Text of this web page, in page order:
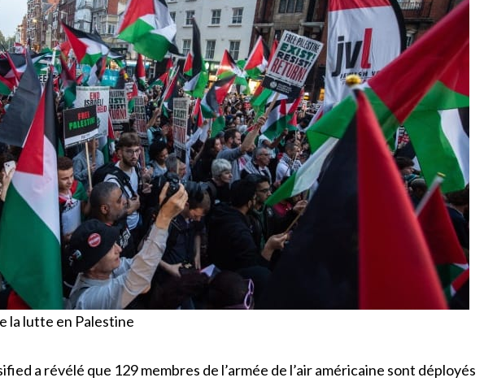
la lutte en Palestine
a révélé que 129 membres de l’armée de l’air américaine sont déployés